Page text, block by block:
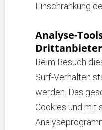
Einschränkung
Analyse-
Beim Besuch
Surf-Verhalten
werden. Das
Cookies und mit